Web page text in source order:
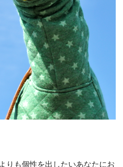
りも個性を出したいあなたにお